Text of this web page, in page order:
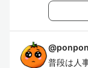
@
普段は人